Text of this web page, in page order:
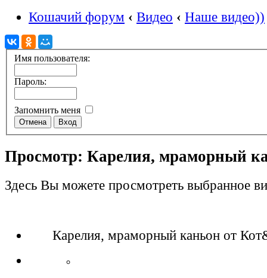
Кошачий форум ‹ Видео ‹ Наше видео))
Имя пользователя:
Пароль:
Запомнить меня
Просмотр: Карелия, мраморный
Здесь Вы можете просмотреть выбранное
Карелия, мраморный каньон от